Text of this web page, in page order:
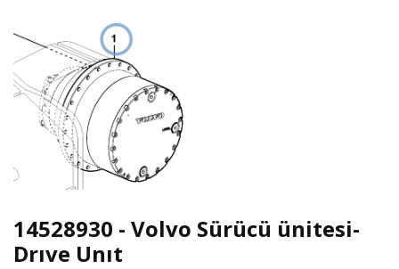
14528930 - Volvo Sürücü ünitesi-
Drıve Unıt